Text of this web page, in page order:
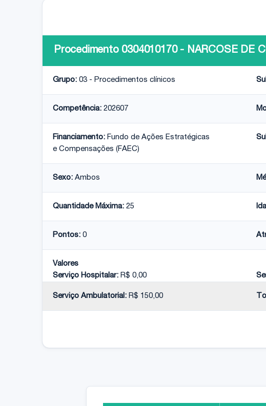
Procedimento 0304010170 - NARCOSE DE
Grupo: 03 - Procedimentos clínicos
Competência: 202607
Financiamento: Fundo de Ações Estratégicas
e Compensações (FAEC)
Sexo: Ambos
Quantidade Máxima: 25
Pontos: 0
Valores
Serviço Hospitalar: R$ 0,00
Serviço Ambulatorial: R$ 150,00